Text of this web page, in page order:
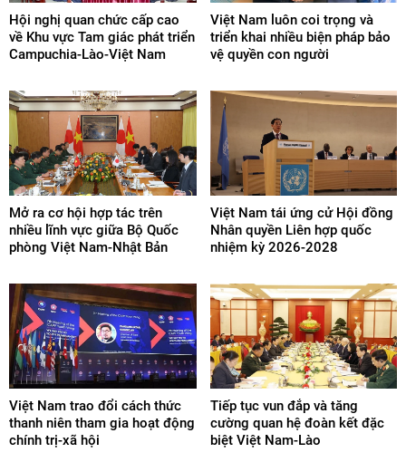
Hội nghị quan chức cấp cao
về Khu vực Tam giác phát triển
Campuchia-Lào-Việt Nam
Việt Nam luôn coi trọng và
triển khai nhiều biện pháp bảo
vệ quyền con người
Mở ra cơ hội hợp tác trên
nhiều lĩnh vực giữa Bộ Quốc
phòng Việt Nam-Nhật Bản
Việt Nam tái ứng cử Hội đồng
Nhân quyền Liên hợp quốc
nhiệm kỳ 2026-2028
Việt Nam trao đổi cách thức
thanh niên tham gia hoạt động
chính trị-xã hội
Tiếp tục vun đắp và tăng
cường quan hệ đoàn kết đặc
biệt Việt Nam-Lào